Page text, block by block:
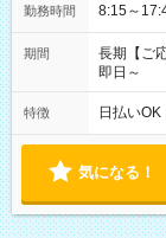
勤務時間
期間
長期【ご
即日～
特徴 日払いOK
気になる！